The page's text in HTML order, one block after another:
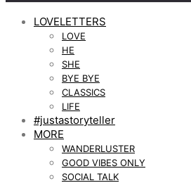
LOVELETTERS
LOVE
HE
SHE
BYE BYE
CLASSICS
LIFE
#justastoryteller
MORE
WANDERLUSTER
GOOD VIBES ONLY
SOCIAL TALK